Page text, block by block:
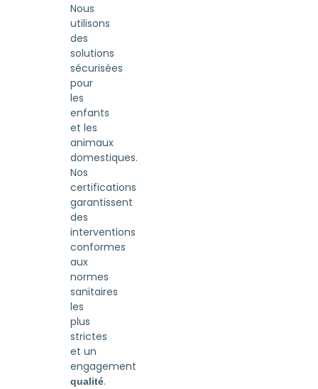
Nous
utilisons
des
solutions
sécurisées
pour
les
enfants
et les
animaux
domestiques.
Nos
certifications
garantissent
des
interventions
conformes
aux
normes
sanitaires
les
plus
strictes
et un
engagement
qualité.